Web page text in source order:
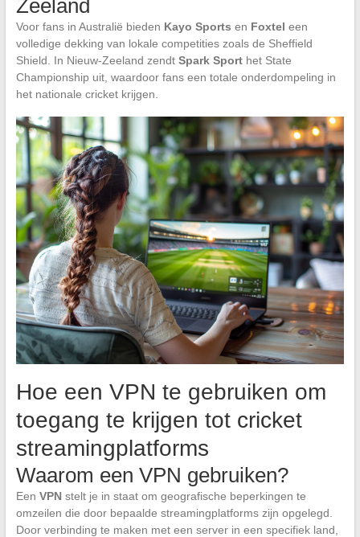
Zeeland
Voor fans in Australië bieden Kayo Sports en Foxtel een
volledige dekking van lokale competities zoals de Sheffield
Shield. In Nieuw-Zeeland zendt Spark Sporthet State
Championship uit, waardoor fans een totale onderdompeling in
het nationale cricket krijgen.
Hoe een VPN te gebruiken om
toegang te krijgen tot cricket
streamingplatforms
Waarom een VPN gebruiken?
Een VPNstelt je in staat om geografische beperkingen te
omzeilen die door bepaalde streamingplatforms zijn opgelegd.
Door verbinding te maken met een server in een specifiek land,